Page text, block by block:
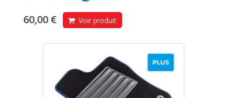
60,00 € Voir produit